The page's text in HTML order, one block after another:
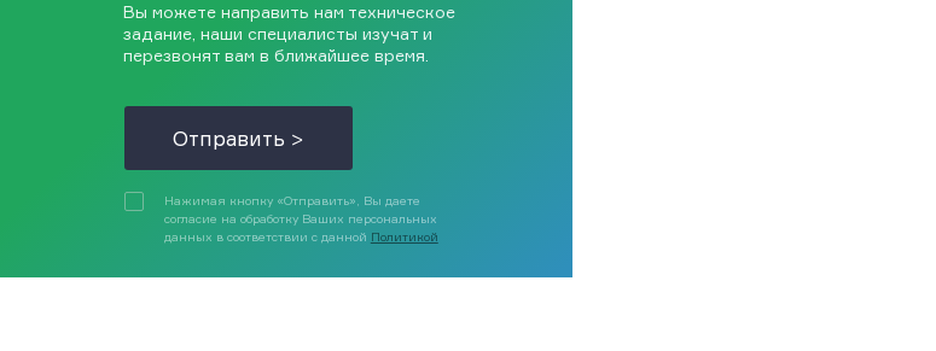
Вы можете направить нам техническое
задание, наши специалисты изучат и
перезвонят вам в ближайшее время.
Отправить >
Нажимая кнопку «Отправить», Вы даете
согласие на обработку Ваших персональных
данных в соответствии с данной Политикой